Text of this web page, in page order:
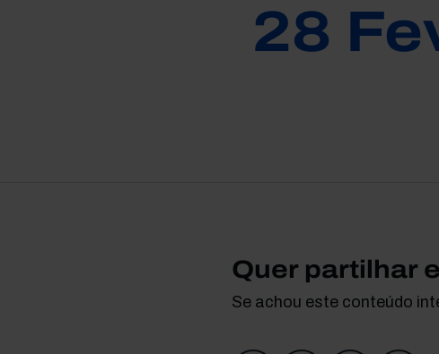
28
Quer partilhar
Se achou este conteúdo